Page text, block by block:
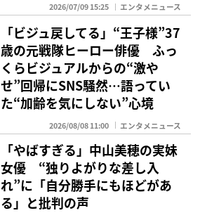
2026/07/09 15:25 エンタメニュース
「ビジュ戻してる」“王子様”37
歳の元戦隊ヒーロー俳優 ふっ
くらビジュアルからの“激や
せ”回帰にSNS騒然…語ってい
た“加齢を気にしない”心境
2026/08/08 11:00 エンタメニュース
「やばすぎる」中山美穂の実妹
女優 “独りよがりな差し入
れ”に「自分勝手にもほどがあ
る」と批判の声